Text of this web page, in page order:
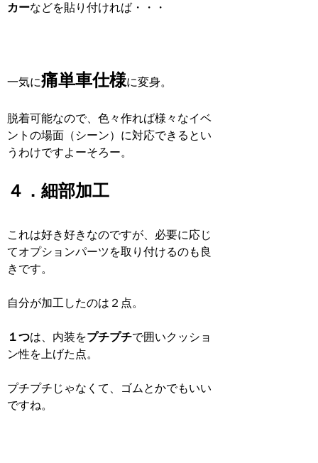
カーなどを貼り付ければ・・・
一気に痛単車仕様に変身。
脱着可能なので、色々作れば様々なイベ
ントの場面（シーン）に対応できるとい
うわけですよーそろー。
４．細部加工
これは好き好きなのですが、必要に応じ
てオプションパーツを取り付けるのも良
きです。
自分が加工したのは２点。
１つは、内装をプチプチで囲いクッショ
ン性を上げた点。
プチプチじゃなくて、ゴムとかでもいい
ですね。